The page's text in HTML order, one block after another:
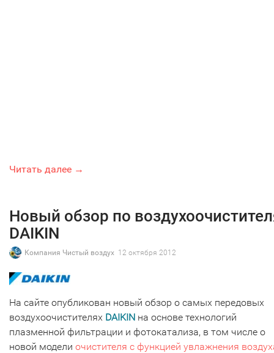
Читать далее →
Новый обзор по
DAIKIN
Компания Чистый воздух 12 октября 2012
На сайте опубликован новый обзор о самых передовых
воздухоочистителях DAIKIN на основе технологий
плазменной фильтрации и фотокатализа, в том числе о
новой модели очистителя с функцией увлажнения